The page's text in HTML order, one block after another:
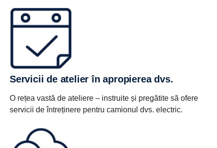
Servicii de atelier în apropierea dvs.
O rețea vastă de ateliere – instruite și pregătite să ofere
servicii de întreținere pentru camionul dvs. electric.